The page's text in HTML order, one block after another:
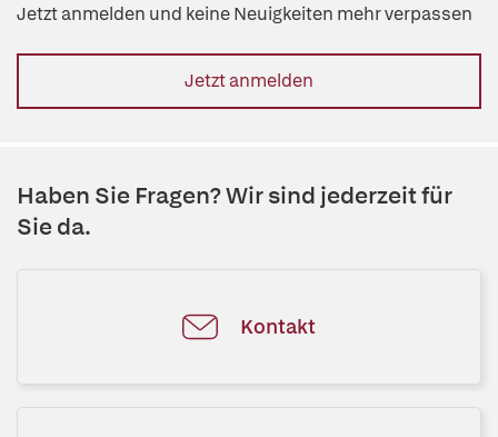
Jetzt anmelden und keine Neuigkeiten mehr verpassen
Jetzt anmelden
Haben Sie Fragen? Wir sind jederzeit für
Sie da.
Kontakt